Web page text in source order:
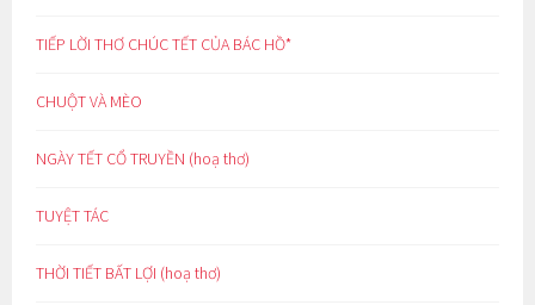
TIẾP LỜI THƠ CHÚC TẾT CỦA BÁC HỒ*
CHUỘT VÀ MÈO
NGÀY TẾT CỔ TRUYỀN (hoạ thơ)
TUYỆT TÁC
THỜI TIẾT BẤT LỢI (hoạ thơ)